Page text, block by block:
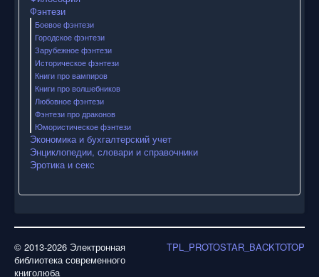
Фэнтези
Боевое фэнтези
Городское фэнтези
Зарубежное фэнтези
Историческое фэнтези
Книги про вампиров
Книги про волшебников
Любовное фэнтези
Фэнтези про драконов
Юмористическое фэнтези
Экономика и бухгалтерский учет
Энциклопедии, словари и справочники
Эротика и секс
TPL_PROTOSTAR_BACKTOTOP
© 2013-2026 Электронная
библиотека современного
книголюба